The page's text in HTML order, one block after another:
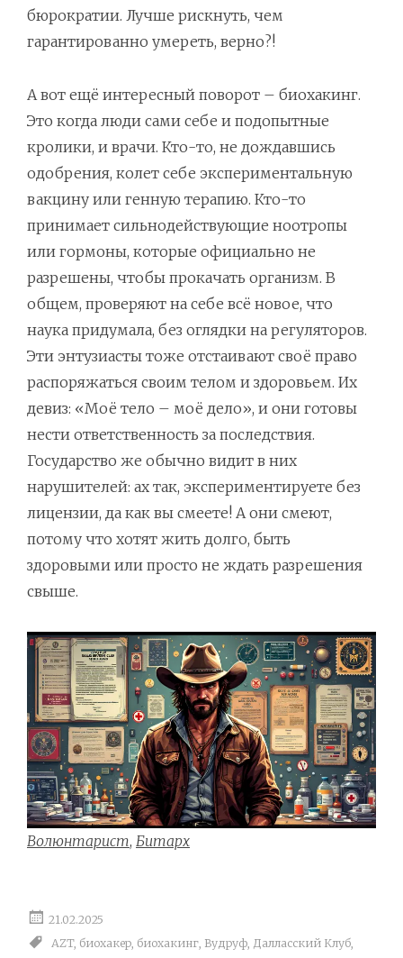
бюрократии. Лучше рискнуть, чем
гарантированно умереть, верно?!
А вот ещё интересный поворот – биохакинг.
Это когда люди сами себе и подопытные
кролики, и врачи. Кто-то, не дождавшись
одобрения, колет себе экспериментальную
вакцину или генную терапию. Кто-то
принимает сильнодействующие ноотропы
или гормоны, которые официально не
разрешены, чтобы прокачать организм. В
общем, проверяют на себе всё новое, что
наука придумала, без оглядки на регуляторов.
Эти энтузиасты тоже отстаивают своё право
распоряжаться своим телом и здоровьем. Их
девиз: «Моё тело – моё дело», и они готовы
нести ответственность за последствия.
Государство же обычно видит в них
нарушителей: ах так, экспериментируете без
лицензии, да как вы смеете! А они смеют,
потому что хотят жить долго, быть
здоровыми или просто не ждать разрешения
свыше.
Волюнтарист, Битарх
21.02.2025
AZT, биохакер, биохакинг, Вудруф, Далласский Клуб,